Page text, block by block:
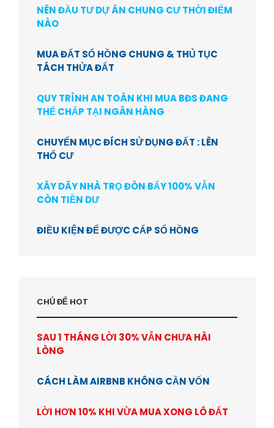
NÊN ĐẦU TƯ DỰ ÁN CHUNG CƯ THỜI ĐIỂM
NÀO
MUA ĐẤT SỔ HỒNG CHUNG & THỦ TỤC
TÁCH THỬA ĐẤT
QUY TRÌNH AN TOÀN KHI MUA BĐS ĐANG
THẾ CHẤP TẠI NGÂN HÀNG
CHUYỂN MỤC ĐÍCH SỬ DỤNG ĐẤT : LÊN
THỔ CƯ
XÂY DÃY NHÀ TRỌ ĐÒN BẨY 100% VẪN
CÒN TIỀN DƯ
ĐIỀU KIỆN ĐỂ ĐƯỢC CẤP SỔ HỒNG
CHỦ ĐỂ HOT
SAU 1 THÁNG LỜI 30% VẪN CHƯA HÀI
LÒNG
CÁCH LÀM AIRBNB KHÔNG CẦN VỐN
LỜI HƠN 10% KHI VỪA MUA XONG LÔ ĐẤT